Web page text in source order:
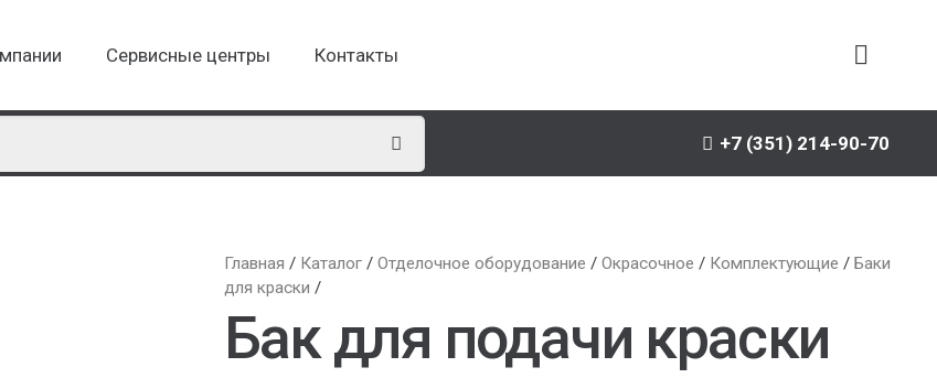
Сервисные центры Контакты
+7 (351) 214-90-70
Главная / Каталог/ Отделочное оборудование / Окрасочное / Комплектующие / Баки
для краски /
Бак для подачи краски